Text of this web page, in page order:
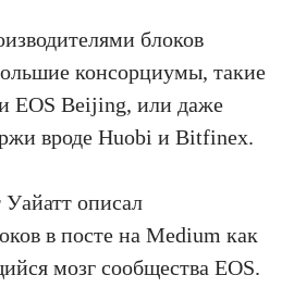
блоков
консорциумы, такие
EOS Beijing, или даже
вроде Huobi и Bitfinex.
описал
в посте на Medium как
мозг сообщества EOS.